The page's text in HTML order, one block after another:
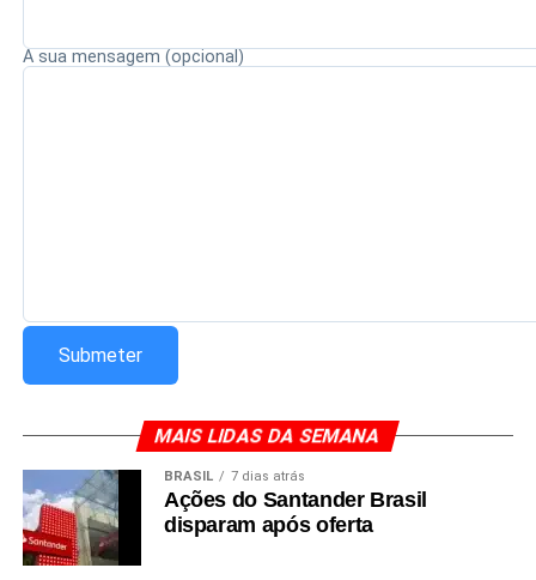
Redação Saiba+
A sua mensagem (opcional)
MAIS LIDAS DA SEMANA
BRASIL 7 dias atrás
Ações do Santander Brasil
disparam após oferta